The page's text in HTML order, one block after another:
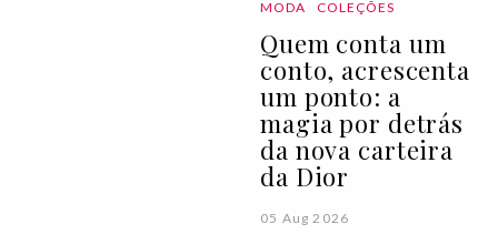
MODA COLEÇÕES
Quem conta um
conto, acrescenta
um ponto: a
magia por detrás
da nova carteira
da Dior
05 Aug 2026